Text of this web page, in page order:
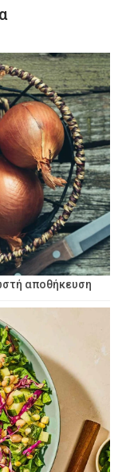
αποθήκευση